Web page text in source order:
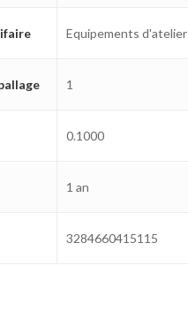
Equipements d'atelier
1
0.1000
1 an
3284660415115